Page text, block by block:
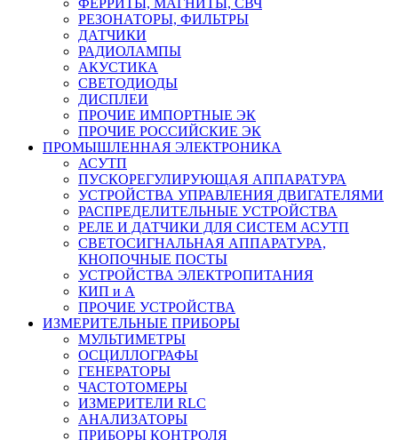
РЕЗОНАТОРЫ, ФИЛЬТРЫ
ДАТЧИКИ
РАДИОЛАМПЫ
АКУСТИКА
СВЕТОДИОДЫ
ДИСПЛЕИ
ПРОЧИЕ ИМПОРТНЫЕ ЭК
ПРОЧИЕ РОССИЙСКИЕ ЭК
ПРОМЫШЛЕННАЯ ЭЛЕКТРОНИКА
АСУТП
ПУСКОРЕГУЛИРУЮЩАЯ АППАРАТУРА
УСТРОЙСТВА УПРАВЛЕНИЯ ДВИГАТЕЛЯМИ
РАСПРЕДЕЛИТЕЛЬНЫЕ УСТРОЙСТВА
РЕЛЕ И ДАТЧИКИ ДЛЯ СИСТЕМ АСУТП
СВЕТОСИГНАЛЬНАЯ АППАРАТУРА,
КНОПОЧНЫЕ ПОСТЫ
УСТРОЙСТВА ЭЛЕКТРОПИТАНИЯ
КИП и А
ПРОЧИЕ УСТРОЙСТВА
ИЗМЕРИТЕЛЬНЫЕ ПРИБОРЫ
МУЛЬТИМЕТРЫ
ОСЦИЛЛОГРАФЫ
ГЕНЕРАТОРЫ
ЧАСТОТОМЕРЫ
ИЗМЕРИТЕЛИ RLC
АНАЛИЗАТОРЫ
ПРИБОРЫ КОНТРОЛЯ